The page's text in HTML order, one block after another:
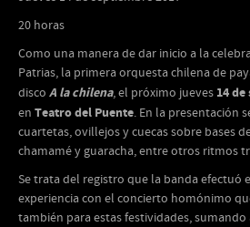
20 horas
Como una manera de dar inicio a la
Patrias, la primera orquesta chilena de
disco A la chilena, el próximo jueves 14
en Teatro del Puente. En la presentación
cuartetas, ovillejos y cuecas sobre bases
chamamé y guaracha, entre otros ritmos
Se trata del registro que la banda efectuó
experiencia con el concierto homónimo
también para estas festividades, sumando